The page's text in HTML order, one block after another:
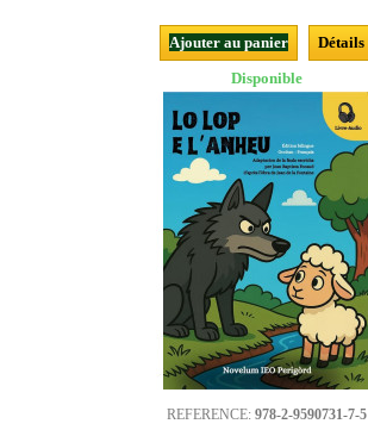
Ajouter au panier
Détails
Disponible
REFERENCE: 978-2-9590731-7-5